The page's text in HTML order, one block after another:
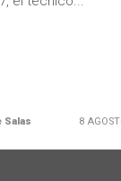
Salas 8